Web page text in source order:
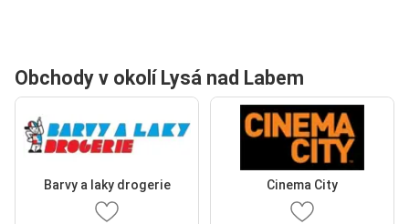
Obchody v okolí Lysá nad Labem
Barvy a laky drogerie Cinema City